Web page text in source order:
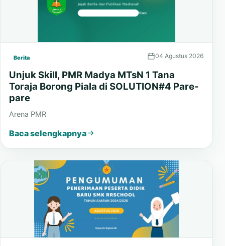
Berita 04 Agustus 2026
Unjuk Skill, PMR Madya MTsN 1 Tana
Toraja Borong Piala di SOLUTION#4 Pare-
pare
Arena PMR
Baca selengkapnya